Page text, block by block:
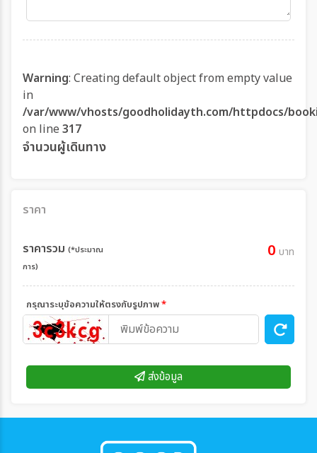
Warning: Creating default object from empty value
in
/var/www/vhosts/goodholidayth.com/httpdocs/
on line 317
จำนวนผู้เดินทาง
ราคา
ราคารวม (*ประมาณ
การ)
0 บาท
กรุณาระบุข้อความให้ตรงกับรูปภาพ*
ส่งข้อมูล